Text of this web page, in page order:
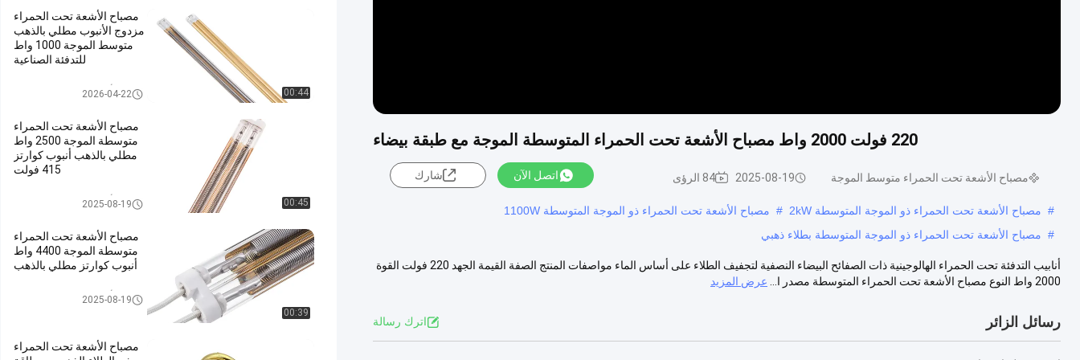
220 فولت 2000 واط مصباح الأشعة تحت الحمراء المتوسطة الموجة مع طبقة بيضاء
مصباح الأشعة تحت الحمراء متوسط ​​الموجة 2025-08-19 84 الرؤى اتصل الآن شارك
# مصباح الأشعة تحت الحمراء ذو ​​الموجة المتوسطة 2kW # مصباح الأشعة تحت الحمراء ذو ​​الموجة المتوسطة 1100W
# مصباح الأشعة تحت الحمراء ذو ​​الموجة المتوسطة بطلاء ذهبي
أنابيب التدفئة تحت الحمراء الهالوجينية ذات الصفائح البيضاء النصفية لتجفيف الطلاء على أساس الماء مواصفات المنتج الصفة القيمة الجهد 220 فولت القوة
2000 واط النوع مصباح الأشعة تحت الحمراء المتوسطة مصدر ا...
عرض المزيد
رسائل الزائر اترك رسالة
00:44
مصباح الأشعة تحت الحمراء
مزدوج الأنبوب مطلي بالذهب
متوسط الموجة 1000 واط
للتدفئة الصناعية
مصباح الأشعة تحت الحمراء متوس
2026-04-22
00:45
مصباح الأشعة تحت الحمراء
متوسطة الموجة 2500 واط
مطلي بالذهب أنبوب كوارتز
415 فولت
مصباح الأشعة تحت الحمراء متوس
2025-08-19
00:39
مصباح الأشعة تحت الحمراء
متوسطة الموجة 4400 واط
أنبوب كوارتز مطلي بالذهب
مصباح الأشعة تحت الحمراء متوس
2025-08-19
مصباح الأشعة تحت الحمراء